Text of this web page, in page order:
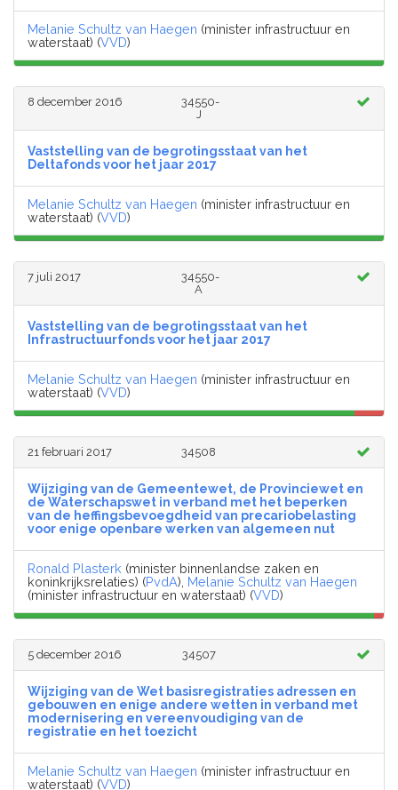
Melanie Schultz van Haegen (minister infrastructuur en
waterstaat) (VVD)
8 december 2016
34550-
J
Vaststelling van de begrotingsstaat van het
Deltafonds voor het jaar 2017
Melanie Schultz van Haegen (minister infrastructuur en
waterstaat) (VVD)
7 juli 2017
34550-
A
Vaststelling van de begrotingsstaat van het
Infrastructuurfonds voor het jaar 2017
Melanie Schultz van Haegen (minister infrastructuur en
waterstaat) (VVD)
21 februari 2017 34508
Wijziging van de Gemeentewet, de Provinciewet en
de Waterschapswet in verband met het beperken
van de heffingsbevoegdheid van precariobelasting
voor enige openbare werken van algemeen nut
Ronald Plasterk (minister binnenlandse zaken en
koninkrijksrelaties) (PvdA), Melanie Schultz van Haegen
(minister infrastructuur en waterstaat) (VVD)
5 december 2016 34507
Wijziging van de Wet basisregistraties adressen en
gebouwen en enige andere wetten in verband met
modernisering en vereenvoudiging van de
registratie en het toezicht
Melanie Schultz van Haegen (minister infrastructuur en
waterstaat) (VVD)